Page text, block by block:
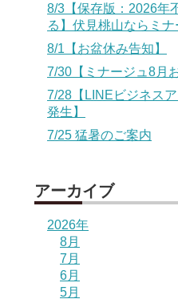
8/3【保存版：2026年
る】伏見桃山ならミ
8/1【お盆休み告知】
7/30【ミナージュ8月
7/28【LINEビジネス
発生】
7/25 猛暑のご案内
アーカイブ
2026年
8月
7月
6月
5月